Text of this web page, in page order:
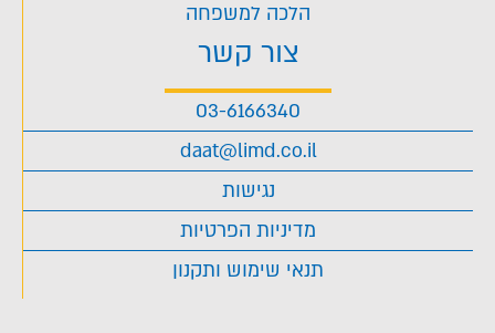
הלכה למשפחה
צור קשר
03-6166340
daat@limd.co.il
נגישות
מדיניות הפרטיות
תנאי שימוש ותקנון